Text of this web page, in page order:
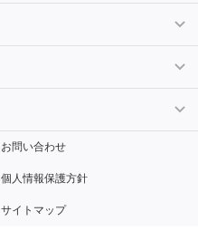
AWS案件特集
フリーランスの声
スキル・テクノロジー
採用
お問い合わせ
個人情報保護方針
サイトマップ